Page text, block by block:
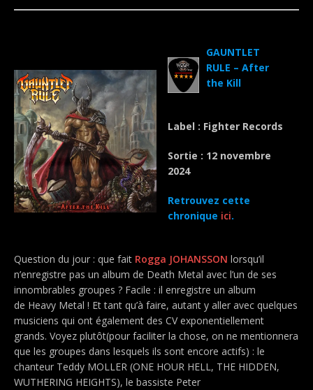
GAUNTLET
RULE – After
the Kill
Label : Fighter Records
Sortie : 12 novembre
2024
Retrouvez cette
chronique ici.
Question du jour : que fait Rogga JOHANSSON lorsqu’il
n’enregistre pas un album de Death Metal avec l’un de ses
innombrables groupes ? Facile : il enregistre un album
de Heavy Metal ! Et tant qu’à faire, autant y aller avec quelques
musiciens qui ont également des CV exponentiellement
grands. Voyez plutôt(pour faciliter la chose, on ne mentionnera
que les groupes dans lesquels ils sont encore actifs) : le
chanteur Teddy MOLLER (ONE HOUR HELL, THE HIDDEN,
WUTHERING HEIGHTS), le bassiste Peter